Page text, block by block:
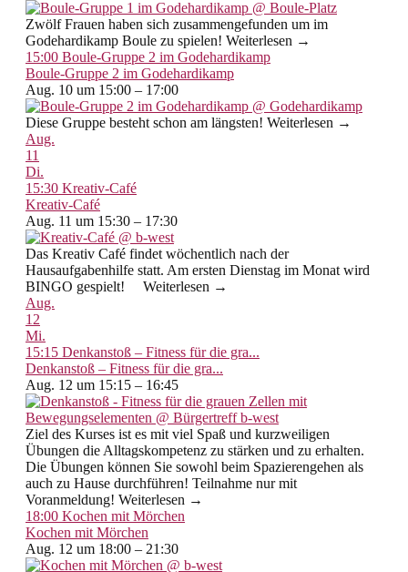
Zwölf Frauen haben sich zusammengefunden um im
Godehardikamp Boule zu spielen! Weiterlesen →
15:00 Boule-Gruppe 2 im Godehardikamp
Boule-Gruppe 2 im Godehardikamp
Aug. 10 um 15:00 – 17:00
Diese Gruppe besteht schon am längsten! Weiterlesen →
Aug.
11
Di.
15:30 Kreativ-Café
Kreativ-Café
Aug. 11 um 15:30 – 17:30
Das Kreativ Café findet wöchentlich nach der
Hausaufgabenhilfe statt. Am ersten Dienstag im Monat wird
BINGO gespielt! Weiterlesen →
Aug.
12
Mi.
15:15 Denkanstoß – Fitness für die gra...
Denkanstoß – Fitness für die gra...
Aug. 12 um 15:15 – 16:45
Ziel des Kurses ist es mit viel Spaß und kurzweiligen
Übungen die Alltagskompetenz zu stärken und zu erhalten.
Die Übungen können Sie sowohl beim Spazierengehen als
auch zu Hause durchführen! Teilnahme nur mit
Voranmeldung! Weiterlesen →
18:00 Kochen mit Mörchen
Kochen mit Mörchen
Aug. 12 um 18:00 – 21:30